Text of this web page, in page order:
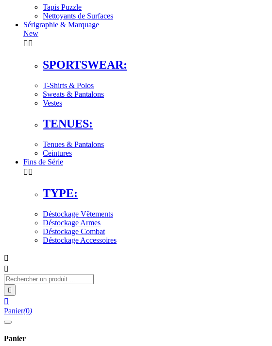
Tapis Puzzle
Nettoyants de Surfaces
Sérigraphie & Marquage
New
 
SPORTSWEAR:
T-Shirts & Polos
Sweats & Pantalons
Vestes
TENUES:
Tenues & Pantalons
Ceintures
Fins de Série
 
TYPE:
Déstockage Vêtements
Déstockage Armes
Déstockage Combat
Déstockage Accessoires




Panier(0)
Panier